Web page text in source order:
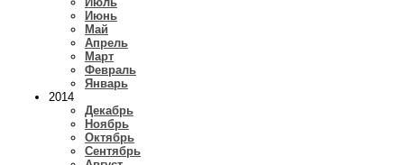
Июнь
Май
Апрель
Март
Февраль
Январь
2014
Декабрь
Ноябрь
Октябрь
Сентябрь